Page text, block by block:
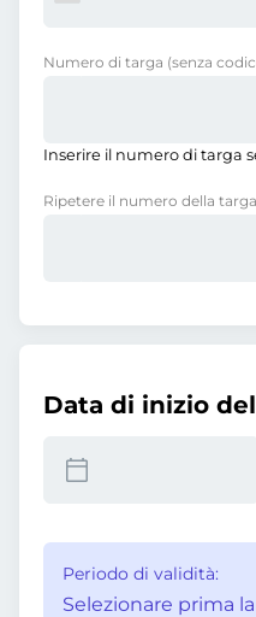
Numero di targa (senza
Inserire il numero di targa
Ripetere il numero della targa
Data di inizio
Periodo di validità:
Selezionare prima